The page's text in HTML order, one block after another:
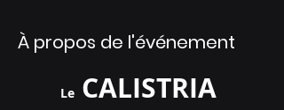
À propos de l'événement
Le CALISTRIA